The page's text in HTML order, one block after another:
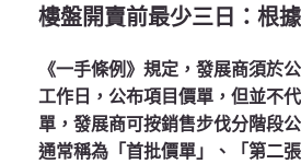
樓盤開賣前最少三日：根
《一手條例》規定，發展商須於
工作日，公布項目價單，但並不
單，發展商可按銷售步伐分階段
通常稱為「首批價單」、「第二